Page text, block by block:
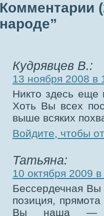
Комментарии
народе”
Кудрявцев В.:
13 ноября 2008 в
Никто здесь еще
Хоть Вы всех
выше всяких
Войдите, чтобы
Татьяна:
10 октября 2009
Бессердечная
позиция,
Вы наша —